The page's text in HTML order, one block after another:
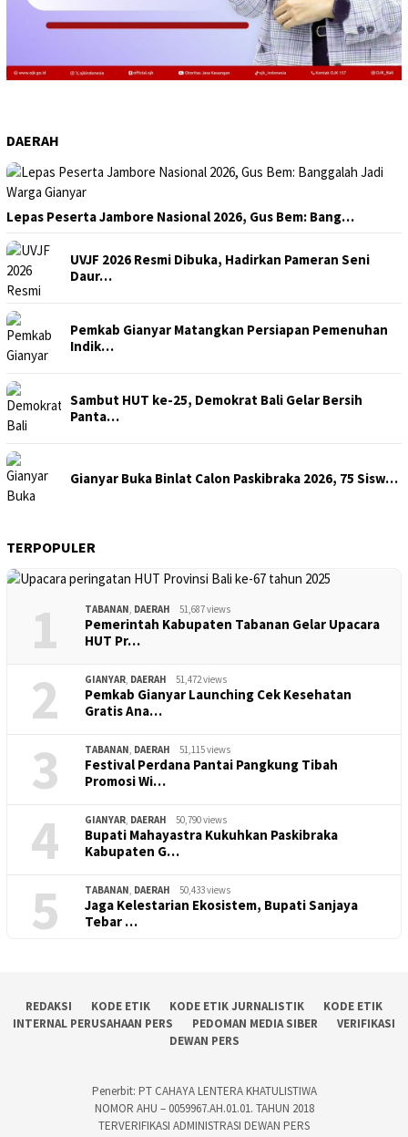
DAERAH
Lepas Peserta Jambore Nasional 2026, Gus Bem: Bang…
UVJF 2026 Resmi Dibuka, Hadirkan Pameran Seni
Daur…
Pemkab Gianyar Matangkan Persiapan Pemenuhan
Indik…
Sambut HUT ke-25, Demokrat Bali Gelar Bersih
Panta…
Gianyar Buka Binlat Calon Paskibraka 2026, 75 Sisw…
TERPOPULER
1 TABANAN, DAERAH 51,687 views
Pemerintah Kabupaten Tabanan Gelar Upacara
HUT Pr…
2 GIANYAR, DAERAH 51,472 views
Pemkab Gianyar Launching Cek Kesehatan
Gratis Ana…
3 TABANAN, DAERAH 51,115 views
Festival Perdana Pantai Pangkung Tibah
Promosi Wi…
4 GIANYAR, DAERAH 50,790 views
Bupati Mahayastra Kukuhkan Paskibraka
Kabupaten G…
5 TABANAN, DAERAH 50,433 views
Jaga Kelestarian Ekosistem, Bupati Sanjaya
Tebar …
REDAKSI KODE ETIK KODE ETIK JURNALISTIK
KODE ETIK
INTERNAL PERUSAHAAN PERS
PEDOMAN MEDIA SIBER
VERIFIKASI
DEWAN PERS
Penerbit: PT CAHAYA LENTERA KHATULISTIWA
NOMOR AHU – 0059967.AH.01.01. TAHUN 2018
TERVERIFIKASI ADMINISTRASI DEWAN PERS